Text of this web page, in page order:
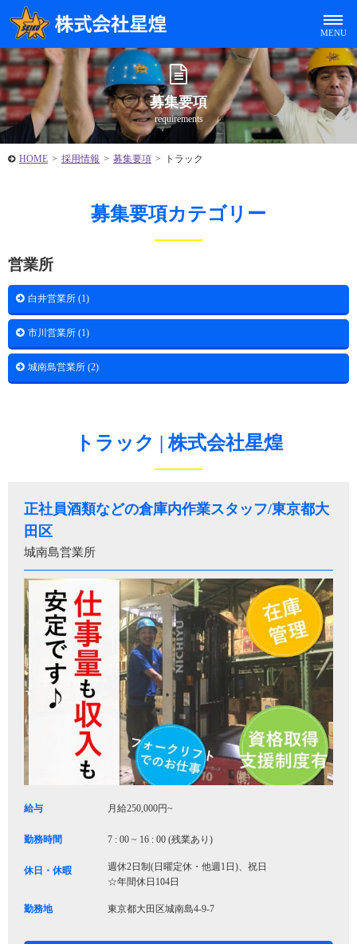
募集要項
requirements
HOME > 採用情報 > 募集要項 > トラック
募集要項カテゴリー
営業所
白井営業所 (1)
市川営業所 (1)
城南島営業所 (2)
トラック | 株式会社星煌
正社員酒類などの倉庫内作業スタッフ/東京都大
田区
城南島営業所
給与 月給250,000円~
勤務時間 7 : 00 ~ 16 : 00 (残業あり)
休日・休暇
週休2日制(日曜定休・他週1日)、祝日
☆年間休日104日
勤務地 東京都大田区城南島4-9-7